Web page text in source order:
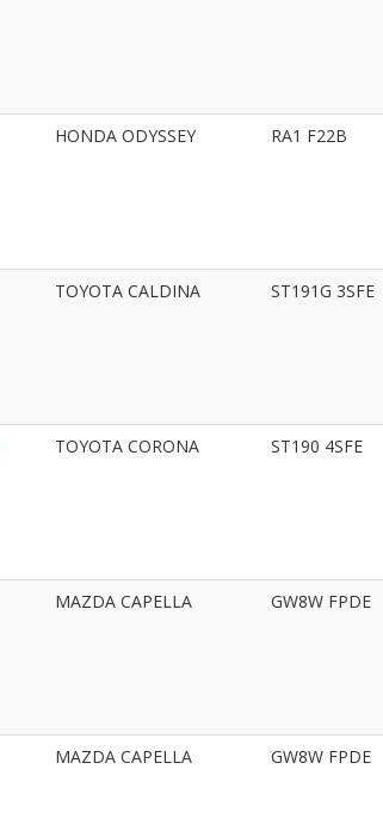
HONDA ODYSSEY RA1 F22B
TOYOTA CALDINA ST191G 3SFE
TOYOTA CORONA ST190 4SFE
MAZDA CAPELLA GW8W FPDE
MAZDA CAPELLA GW8W FPDE